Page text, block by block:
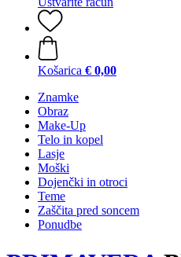
Košarica € 0,00
Znamke
Obraz
Make-Up
Telo in kopel
Lasje
Moški
Dojenčki in otroci
Teme
Zaščita pred soncem
Ponudbe